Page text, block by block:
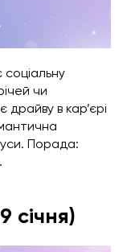
чи
драйву в кар’єрі
Порада:
січня)